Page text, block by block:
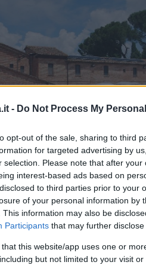
- Do Not Process My
opt-out of the sale, sharing to third
for targeted advertising by
selection. Please note that after
interest-based ads based on
to third parties prior to your
of your personal information by
This information may also be
Participants that may further
that this website/app uses one or
but not limited to your visit
Trasimeno.Via
da un antico
Si trova alle porte del
visitare il Museo
toscana. Ma anche